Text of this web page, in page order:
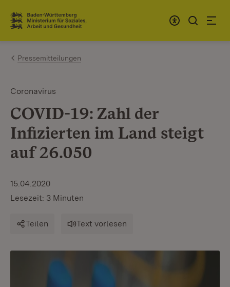
Zum Inhalt springen
Link zur Startseite
Pressemitteilungen
Coronavirus
COVID-19: Zahl der
Infizierten im Land steigt
auf 26.050
15.04.2020
Lesezeit: 3 Minuten
Teilen Text vorlesen